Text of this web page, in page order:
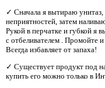
✓ Сначала я вытираю унитаз,
неприятностей, затем
Рукой в ​​перчатке и губкой я
с отбеливателем . Промойте
Всегда избавляет от запаха!
✓ Существует продукт под
купить его можно только в